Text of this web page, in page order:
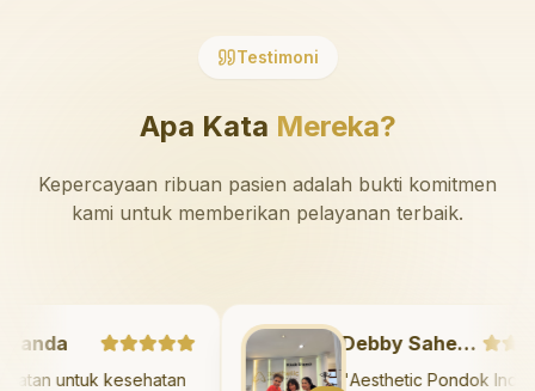
Testimoni
Apa Kata Mereka?
Kepercayaan ribuan pasien adalah bukti komitmen
kami untuk memberikan pelayanan terbaik.
untuk kesehatan
Debby Sahertian
"Aesthetic Pondok